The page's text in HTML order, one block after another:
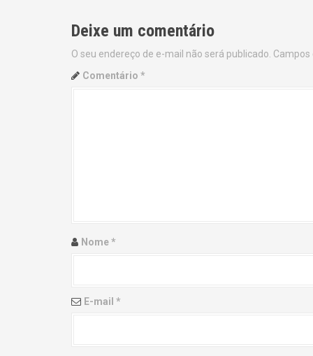
t
n
n
Deixe um comentário
O seu endereço de e-mail não será publicado.
Comentário *
Nome*
E-mail *